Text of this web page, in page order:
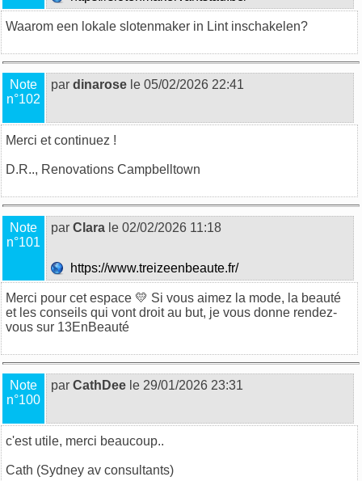
Waarom een lokale slotenmaker in Lint inschakelen?
Note
n°102
par dinarose le 05/02/2026 22:41
Merci et continuez !
D.R.., Renovations Campbelltown
Note
n°101
par Clara le 02/02/2026 11:18
https://www.treizeenbeaute.fr/
Merci pour cet espace 💛 Si vous aimez la mode, la beauté
et les conseils qui vont droit au but, je vous donne rendez-
vous sur 13EnBeauté
Note
n°100
par CathDee le 29/01/2026 23:31
c'est utile, merci beaucoup..
Cath (Sydney av consultants)